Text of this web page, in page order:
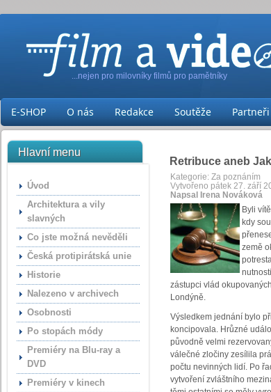
...nejen pro milovníky filmů pro pamětníky
E-SHOP O nás Redakce Soutěže Partneři
Hlavní menu
Úvod
Architektura a vily
slavných
Co jste možná nevěděli
Česká protipirátská unie
Historie
Nalezeno v archivech
Osobnosti
Po stopách módy
Premiéry na Blu-ray a
DVD
Premiéry v kinech
Retribuce aneb
Kategorie: Za poznáním
Vytvořeno pátek 27. září
Napsal Irena Nováková
Byli
kdy
země
zástupci vlád
Londýně.
Výsledkem jednání bylo
koncipovala. Hrůzné
původně velmi
válečné zločiny zesílila
počtu nevinných lidí. Po
vytvoření zvláštního